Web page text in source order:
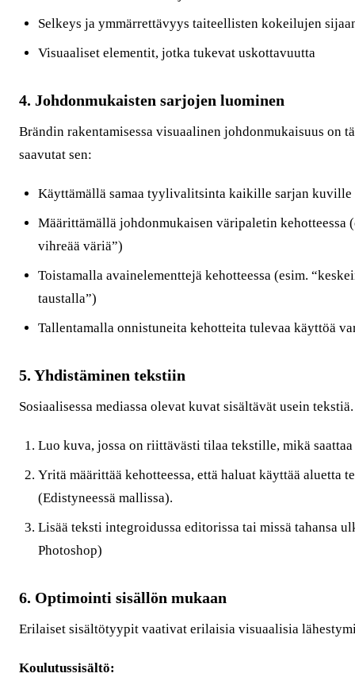
Selkeys ja ymmärrettävyys taiteellisten kokeilujen
Visuaaliset elementit, jotka tukevat uskottavuutta
4. Johdonmukaisten sarjojen luominen
Brändin rakentamisessa visuaalinen johdonmukaisuus on
saavutat sen:
Käyttämällä samaa tyylivalitsinta kaikille sarjan kuville
Määrittämällä johdonmukaisen väripaletin kehotteessa
vihreää väriä”)
Toistamalla avainelementtejä kehotteessa (esim.
taustalla”)
Tallentamalla onnistuneita kehotteita tulevaa käyttöä
5. Yhdistäminen tekstiin
Sosiaalisessa mediassa olevat kuvat sisältävät usein
Luo kuva, jossa on riittävästi tilaa tekstille, mikä
Yritä määrittää kehotteessa, että haluat käyttää aluetta
(Edistyneessä mallissa).
Lisää teksti integroidussa editorissa tai missä tahansa
Photoshop)
6. Optimointi sisällön mukaan
Erilaiset sisältötyypit vaativat erilaisia visuaalisia
Koulutussisältö: